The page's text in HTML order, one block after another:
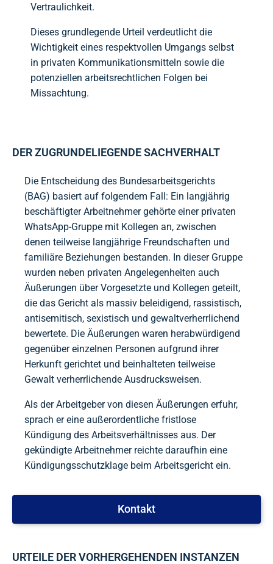
Vertraulichkeit.
Dieses grundlegende Urteil verdeutlicht die
Wichtigkeit eines respektvollen Umgangs selbst
in privaten Kommunikationsmitteln sowie die
potenziellen arbeitsrechtlichen Folgen bei
Missachtung.
DER ZUGRUNDELIEGENDE SACHVERHALT
Die Entscheidung des Bundesarbeitsgerichts
(BAG) basiert auf folgendem Fall: Ein langjährig
beschäftigter Arbeitnehmer gehörte einer privaten
WhatsApp-Gruppe mit Kollegen an, zwischen
denen teilweise langjährige Freundschaften und
familiäre Beziehungen bestanden. In dieser Gruppe
wurden neben privaten Angelegenheiten auch
Äußerungen über Vorgesetzte und Kollegen geteilt,
die das Gericht als massiv beleidigend, rassistisch,
antisemitisch, sexistisch und gewaltverherrlichend
bewertete. Die Äußerungen waren herabwürdigend
gegenüber einzelnen Personen aufgrund ihrer
Herkunft gerichtet und beinhalteten teilweise
Gewalt verherrlichende Ausdrucksweisen.
Als der Arbeitgeber von diesen Äußerungen erfuhr,
sprach er eine außerordentliche fristlose
Kündigung des Arbeitsverhältnisses aus. Der
gekündigte Arbeitnehmer reichte daraufhin eine
Kündigungsschutzklage beim Arbeitsgericht ein.
Kontakt
URTEILE DER VORHERGEHENDEN INSTANZEN